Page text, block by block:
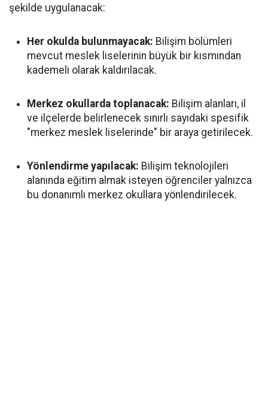
şekilde uygulanacak:
Her okulda bulunmayacak: Bilişim bölümleri
mevcut meslek liselerinin büyük bir kısmından
kademeli olarak kaldırılacak.
Merkez okullarda toplanacak: Bilişim alanları, il
ve ilçelerde belirlenecek sınırlı sayıdaki spesifik
"merkez meslek liselerinde" bir araya getirilecek.
Yönlendirme yapılacak: Bilişim teknolojileri
alanında eğitim almak isteyen öğrenciler yalnızca
bu donanımlı merkez okullara yönlendirilecek.